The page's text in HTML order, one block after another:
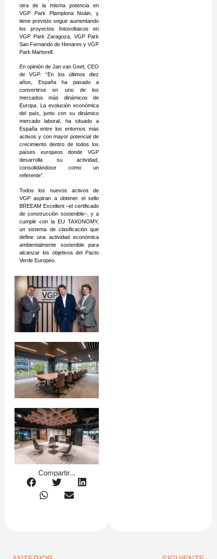
otra de la misma potencia en
VGP Park Plamplona Noáin, y
tiene previsto seguir aumentando
los proyectos fotovoltaicos en
VGP Park Zaragoza, VGP Park
San Fernando de Henares y VGP
Park Martorell.
En opinión de Jan van Geet, CEO
de VGP: “En los últimos diez
años, España ha pasado a
convertirse en uno de los
mercados más dinámicos de
Europa. La evolución económica
del país, junto con su dinámico
mercado laboral, ha situado a
España entre los entornos más
activos y con mayor potencial de
crecimiento dentro de todos los
países europeos donde VGP
desarrolla su actividad,
consolidándose como un
referente”.
Todos los nuevos activos de
VGP aspiran a obtener el sello
BREEAM Excellent –el certificado
de construcción sostenible–, y a
cumplir con la EU TAXONOMY,
un sistema de clasificación que
define una actividad económica
ambientalmente sostenible para
alcanzar los objetivos del Pacto
Verde Europeo.
Compartir...